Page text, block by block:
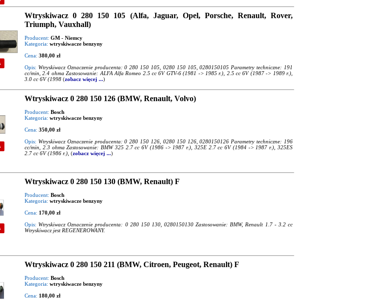
Wtryskiwacz 0 280 150 105 (Alfa, Jaguar, Opel, Porsche, Renault, Rover,
Triumph, Vauxhall)
Producent: GM - Niemcy
Kategoria: wtryskiwacze benzyny
Cena: 380,00 zł
Opis: Wtryskiwacz Oznaczenie producenta: 0 280 150 105, 0280 150 105, 0280150105 Parametry techniczne: 191
cc/min, 2.4 ohma Zastosowanie: ALFA Alfa Romeo 2.5 cc 6V GTV-6 (1981 -> 1985 r.), 2.5 cc 6V (1987 -> 1989 r.),
3.0 cc 6V (1998 (zobacz więcej ...)
Wtryskiwacz 0 280 150 126 (BMW, Renault, Volvo)
Producent: Bosch
Kategoria: wtryskiwacze benzyny
Cena: 350,00 zł
Opis: Wtryskiwacz Oznaczenie producenta: 0 280 150 126, 0280 150 126, 0280150126 Parametry techniczne: 196
cc/min, 2.3 ohma Zastosowanie: BMW 325 2.7 cc 6V (1986 -> 1987 r.), 325E 2.7 cc 6V (1984 -> 1987 r.), 325ES
2.7 cc 6V (1986 r.), (zobacz więcej ...)
Wtryskiwacz 0 280 150 130 (BMW, Renault) F
Producent: Bosch
Kategoria: wtryskiwacze benzyny
Cena: 170,00 zł
Opis: Wtryskiwacz Oznaczenie producenta: 0 280 150 130, 0280150130 Zastosowanie: BMW, Renault 1.7 - 3.2 cc
Wtryskiwacz jest REGENEROWANY.
Wtryskiwacz 0 280 150 211 (BMW, Citroen, Peugeot, Renault) F
Producent: Bosch
Kategoria: wtryskiwacze benzyny
Cena: 180,00 zł